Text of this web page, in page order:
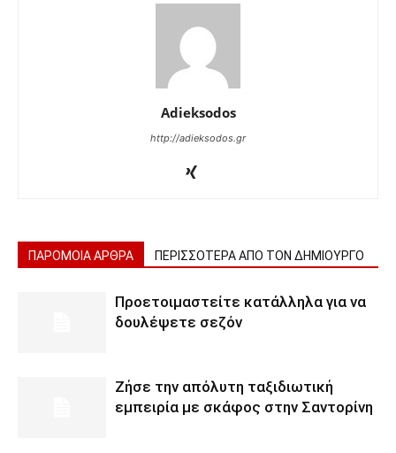
Adieksodos
http://adieksodos.gr
ΠΑΡΟΜΟΙΑ ΑΡΘΡΑ ΠΕΡΙΣΣΟΤΕΡΑ ΑΠΟ ΤΟΝ ΔΗΜΙΟΥΡΓΟ
Προετοιμαστείτε κατάλληλα για να
δουλέψετε σεζόν
Ζήσε την απόλυτη ταξιδιωτική
εμπειρία με σκάφος στην Σαντορίνη